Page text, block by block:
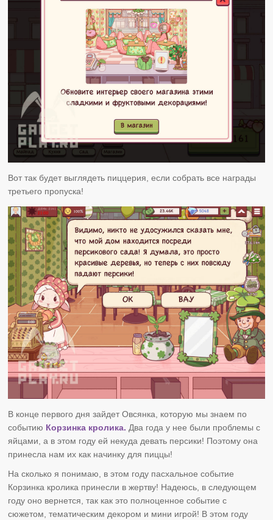
Вот так будет выглядеть пиццерия, если собрать все награды
третьего пропуска!
В конце первого дня зайдет Овсянка, которую мы знаем по
событию Корзинка кролика. Два года у нее были проблемы с
яйцами, а в этом году ей некуда девать персики! Поэтому она
принесла нам их как начинку для пиццы!
На сколько я понимаю, в этом году пасхальное событие
Корзинка кролика принесли в жертву! Надеюсь, в следующем
году оно вернется, так как это полноценное событие с
сюжетом, тематическим декором и мини игрой! В этом году